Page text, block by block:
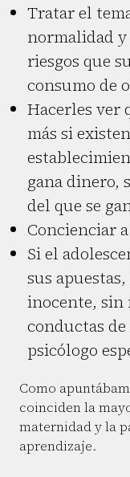
Tratar el
normalidad y
riesgos que
consumo de
Hacerles ver
más si
gana dinero,
del que se
Concienciar
Si el
sus
inocente, sin
conductas
psicólogo
Como
coinciden la
maternidad y la
aprendizaje.